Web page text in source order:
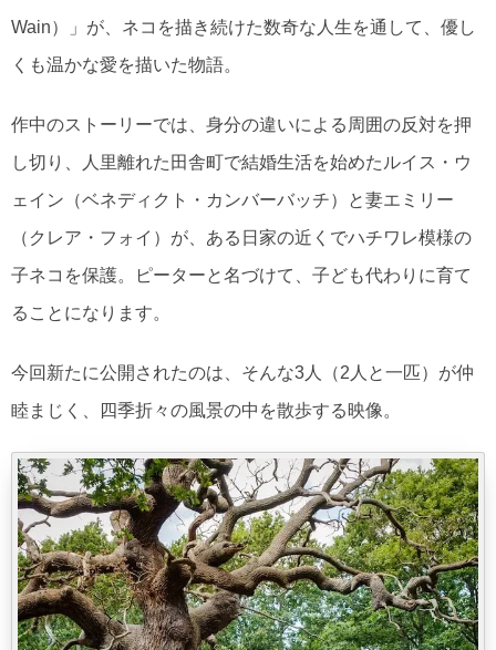
Wain）」が、ネコを描き続けた数奇な人生を通して、優し
くも温かな愛を描いた物語。
作中のストーリーでは、身分の違いによる周囲の反対を押
し切り、人里離れた田舎町で結婚生活を始めたルイス・ウ
ェイン（ベネディクト・カンバーバッチ）と妻エミリー
（クレア・フォイ）が、ある日家の近くでハチワレ模様の
子ネコを保護。ピーターと名づけて、子ども代わりに育て
ることになります。
今回新たに公開されたのは、そんな3人（2人と一匹）が仲
睦まじく、四季折々の風景の中を散歩する映像。